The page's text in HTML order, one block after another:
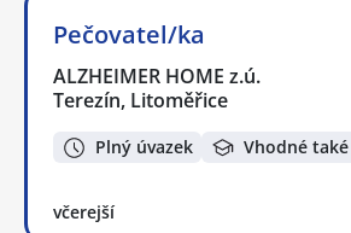
Pečovatel/ka
ALZHEIMER HOME z.ú.
Terezín, Litoměřice
Plný úvazek Vhodné
včerejší